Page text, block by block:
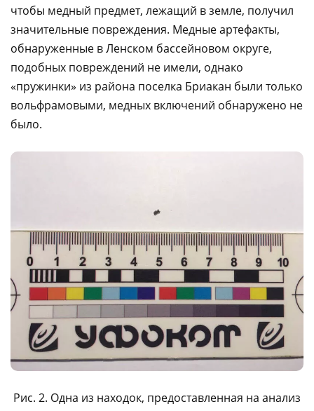
чтобы медный предмет, лежащий в земле, получил
значительные повреждения. Медные артефакты,
обнаруженные в Ленском бассейновом округе,
подобных повреждений не имели, однако
«пружинки» из района поселка Бриакан были только
вольфрамовыми, медных включений обнаружено не
было.
Рис. 2. Одна из находок, предоставленная на анализ